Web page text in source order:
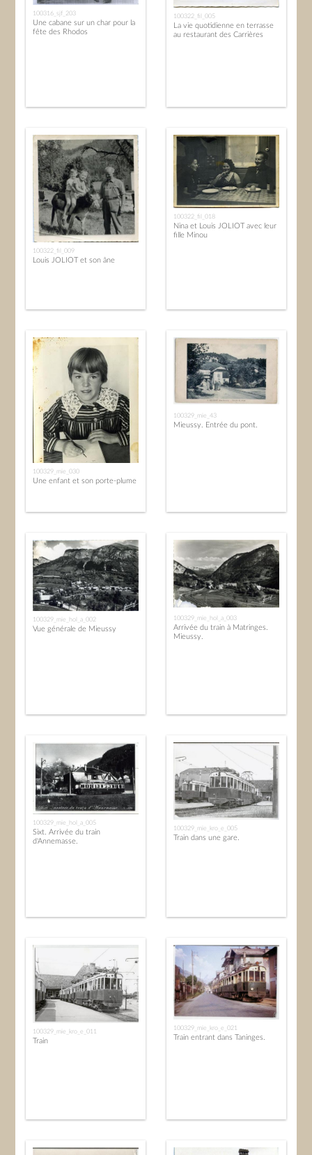
100316_sjf_203
Une cabane sur un char pour la
fête des Rhodos
100322_fil_005
La vie quotidienne en terrasse
au restaurant des Carrières
100322_fil_009
Louis JOLIOT et son âne
100322_fil_018
Nina et Louis JOLIOT avec leur
fille Minou
100329_mie_030
Une enfant et son porte-plume
100329_mie_43
Mieussy. Entrée du pont.
100329_mie_hol_a_002
Vue générale de Mieussy
100329_mie_hol_a_003
Arrivée du train à Matringes.
Mieussy.
100329_mie_hol_a_005
Sixt. Arrivée du train
d'Annemasse.
100329_mie_kro_e_005
Train dans une gare.
100329_mie_kro_e_011
Train
100329_mie_kro_e_021
Train entrant dans Taninges.